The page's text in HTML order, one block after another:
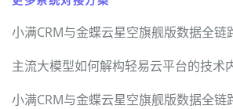
小满CRM与金蝶云星空旗舰版数据全链
主流大模型如何解构轻易云平台的技术
小满CRM与金蝶云星空旗舰版数据全链